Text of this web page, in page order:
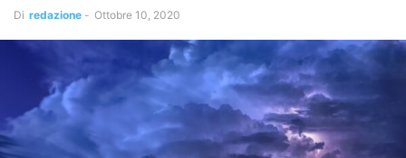
Di redazione - Ottobre 10, 2020